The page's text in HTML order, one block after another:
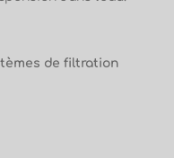
de filtration